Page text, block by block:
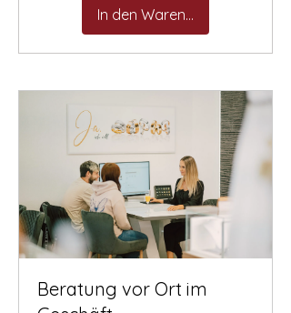
In den Warenkorb
Beratung vor Ort im